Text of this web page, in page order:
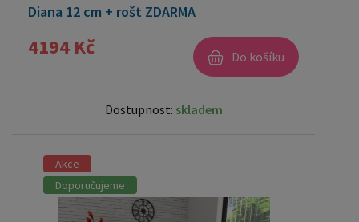
Diana 12 cm + rošt ZDARMA
4194 Kč Do košíku
Dostupnost: skladem
Akce
Doporučujeme